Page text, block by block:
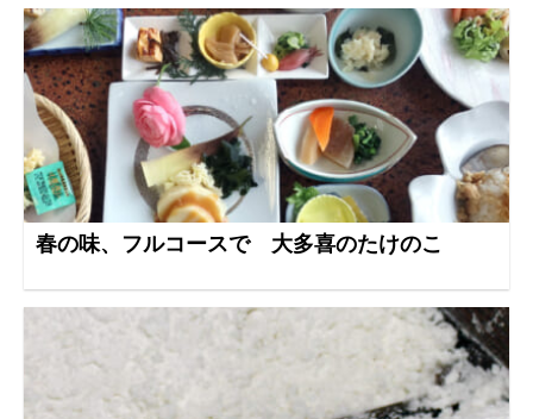
春の味、フルコースで 大多喜のたけのこ